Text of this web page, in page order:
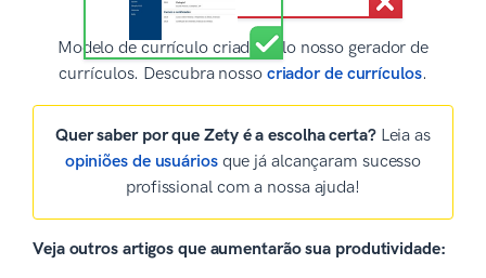
Modelo de currículo criado pelo nosso gerador de
currículos. Descubra nosso criador de currículos.
Quer saber por que Zety é a escolha certa?Leia as
opiniões de usuáriosque já alcançaram sucesso
profissional com a nossa ajuda!
Veja outros artigos que aumentarão sua produtividade: